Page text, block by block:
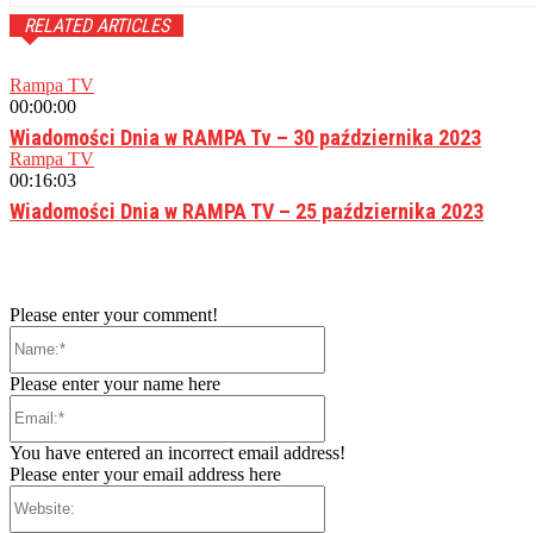
RELATED ARTICLES
Rampa TV
00:00:00
Wiadomości Dnia w RAMPA Tv – 30 października 2023
Rampa TV
00:16:03
Wiadomości Dnia w RAMPA TV – 25 października 2023
Please enter your comment!
Please enter your name here
You have entered an incorrect email address!
Please enter your email address here